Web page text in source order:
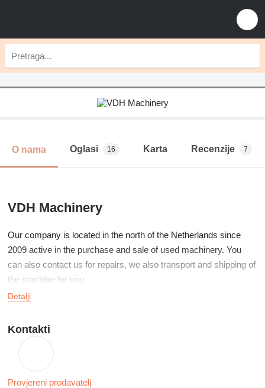
O nama Oglasi 16 Karta Recenzije 7
VDH Machinery
Our company is located in the north of the Netherlands since
2009 active in the purchase and sale of used machinery. You
can also contact us for repairs, we also transport and shipping of
the machine for you.
Detalji
Kontakti
Provjereni prodavatelj